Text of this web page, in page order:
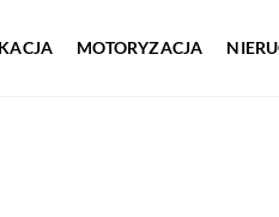
MOTORYZACJA